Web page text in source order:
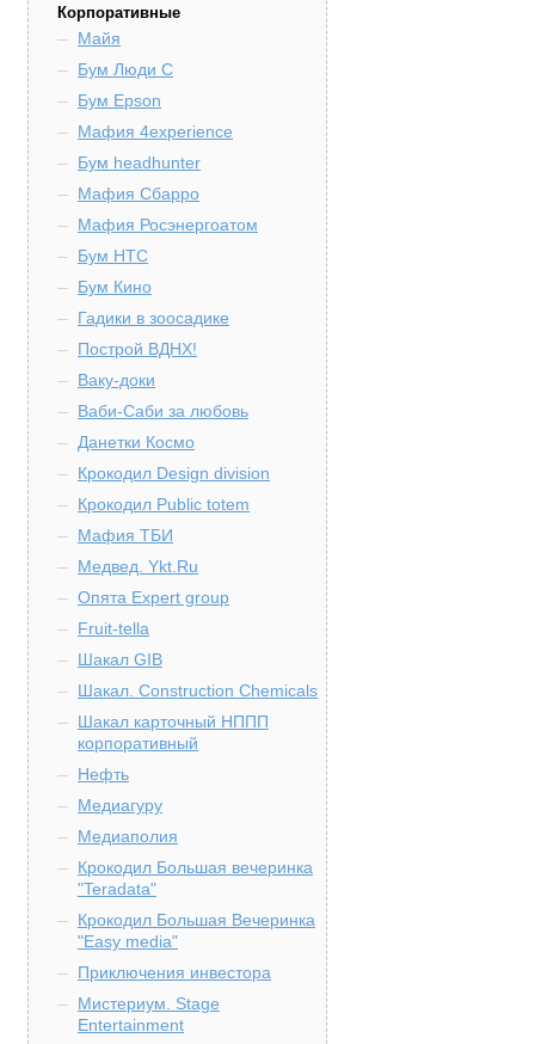
Корпоративные
Майя
Бум Люди С
Бум Epson
Мафия 4experience
Бум headhunter
Мафия Сбарро
Мафия Росэнергоатом
Бум HTC
Бум Кино
Гадики в зоосадике
Построй ВДНХ!
Ваку-доки
Ваби-Саби за любовь
Данетки Космо
Крокодил Design division
Крокодил Public totem
Мафия ТБИ
Медвед. Ykt.Ru
Опята Expert group
Fruit-tella
Шакал GIB
Шакал. Construction Chemicals
Шакал карточный НППП
корпоративный
Нефть
Медиагуру
Медиаполия
Крокодил Большая вечеринка
"Teradata"
Крокодил Большая Вечеринка
"Easy media"
Приключения инвестора
Мистериум. Stage
Entertainment